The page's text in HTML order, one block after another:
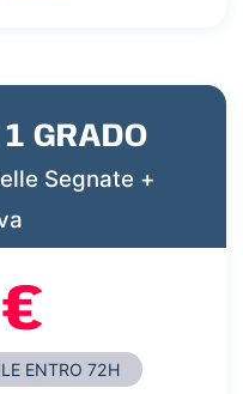
GRADO
Segnate +
ENTRO 72H